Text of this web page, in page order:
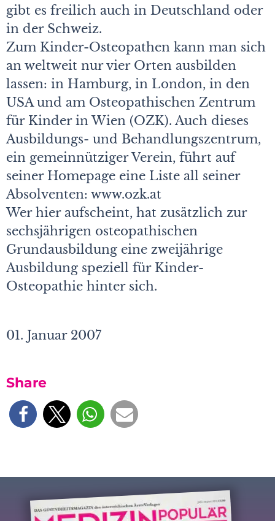
gibt es freilich auch in Deutschland oder
in der Schweiz.
Zum Kinder-Osteopathen kann man sich
an weltweit nur vier Orten ausbilden
lassen: in Hamburg, in London, in den
USA und am Osteopathischen Zentrum
für Kinder in Wien (OZK). Auch dieses
Ausbildungs- und Behandlungszentrum,
ein gemeinnütziger Verein, führt auf
seiner Homepage eine Liste all seiner
Absolventen: www.ozk.at
Wer hier aufscheint, hat zusätzlich zur
sechsjährigen osteopathischen
Grundausbildung eine zweijährige
Ausbildung speziell für Kinder-
Osteopathie hinter sich.
01. Januar 2007
Share